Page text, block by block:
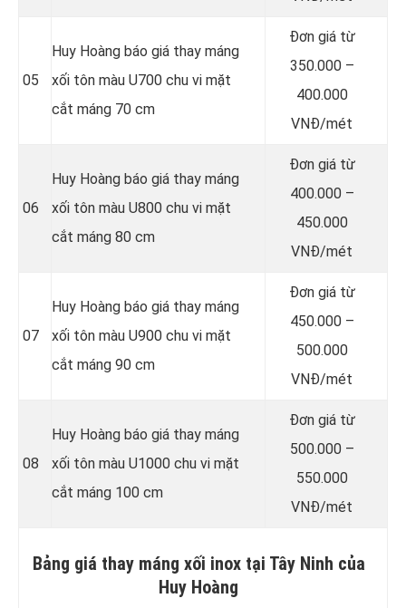
05
Huy Hoàng báo giá thay máng
xối tôn màu U700 chu vi mặt
cắt máng 70 cm
Đơn giá từ
350.000 –
400.000
VNĐ/mét
06
Huy Hoàng báo giá thay máng
xối tôn màu U800 chu vi mặt
cắt máng 80 cm
Đơn giá từ
400.000 –
450.000
VNĐ/mét
07
Huy Hoàng báo giá thay máng
xối tôn màu U900 chu vi mặt
cắt máng 90 cm
Đơn giá từ
450.000 –
500.000
VNĐ/mét
08
Huy Hoàng báo giá thay máng
xối tôn màu U1000 chu vi mặt
cắt máng 100 cm
Đơn giá từ
500.000 –
550.000
VNĐ/mét
Bảng giá thay máng xối inox tại Tây Ninh của
Huy Hoàng